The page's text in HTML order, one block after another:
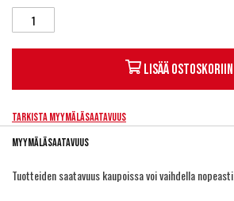
Lisää ostoskoriin
Tarkista myymäläsaatavuus
Myymäläsaatavuus
Tuotteiden saatavuus kaupoissa voi vaihdella nopeasti.